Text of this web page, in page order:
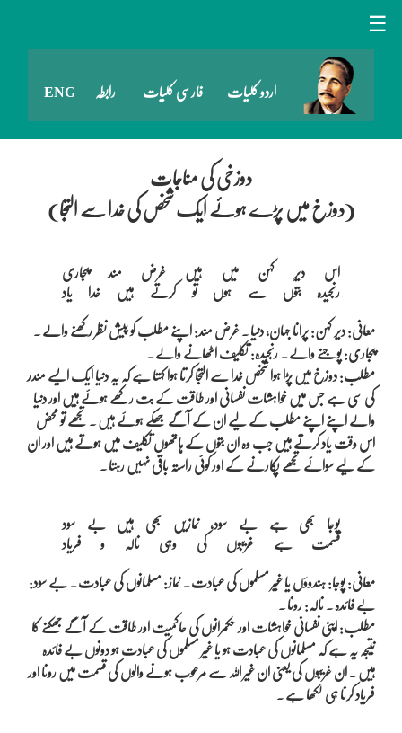
☰
اردو کلیات فارسی کلیات رابطہ ENG
دوزخی کی مناجات
(دوزخ میں پڑے ہوئے ایک شخص کی خدا سے التجا)
اس دیرِ کہن میں ہیں غرض مند پجاری
معانی: دیر کہن: پرانا جہان، دنیا ۔ غرض مند: اپنے مطلب کو پیش نظر رکھنے والے ۔
پجاری: پوجنے والے ۔ رنجیدہ: تکلیف اٹھانے والے ۔
مطلب: دوزخ میں پڑا ہوا شخص خدا سے التجا کرتا ہوا کہتا ہے کہ یہ دنیا ایک ایسے مندر
کی سی ہے جس میں خواہشات نفسانی اور طاقت کے بت رکھے ہوئے ہیں اور دنیا
والے اپنے اپنے مطلب کے لیے ان کے آگے جھکے ہوئے ہیں ۔ تجھے تو محض
اس وقت یاد کرتے ہیں جب وہ ان بتوں کے ہاتھوں تکلیف میں ہوتے ہیں اور ان
کے لیے سوائے تجھے پکارنے کے اور کوئی راستہ باقی نہیں رہتا ۔
پوجا بھی ہے بے سود، نمازیں بھی ہیں بے سود
قسمت ہے غریبوں کی وہی نالہ و فریاد
معانی: پوجا: ہندووَں یا غیر مسلموں کی عبادت ۔ نماز: مسلمانوں کی عبادت ۔ بے سود:
بے فائدہ ۔ نالہ: رونا ۔
مطلب: اپنی نفسانی خواہشات اور حکمرانوں کی حاکمیت اور طاقت کے آگے جھکنے کا
نتیجہ یہ ہے کہ مسلمانوں کی عبادت ہو یا غیر مسلموں کی عبادت ہو دونوں بے فائدہ
ہیں ۔ ان غریبوں کی یعنی ان غیر اللہ سے مرعوب ہونے والوں کی قسمت میں رونا اور
فریاد کرنا ہی لکھا ہے ۔